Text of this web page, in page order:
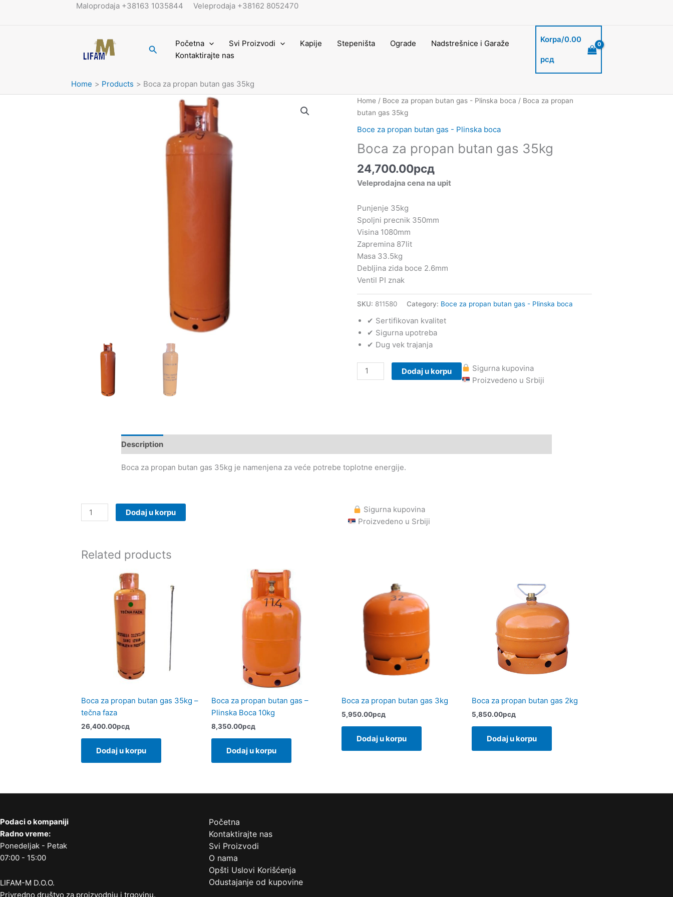
Maloprodaja +38163 1035844 Veleprodaja +38162 8052470
SearchPočetna Svi Proizvodi Kapije Stepeništa Ograde
Nadstrešnice i Garaže
Kontaktirajte nas
Korpa/0.00
рсд
Home Products Boca za propan butan gas 35kg
Home/ Boce za propan butan gas - Plinska boca / Boca za propan
butan gas 35kg
Boce za propan butan gas - Plinska boca
Boca za propan butan gas 35kg
24,700.00рсд
Veleprodajna cena na upit
Punjenje 35kg
Spoljni precnik 350mm
Visina 1080mm
Zapremina 87lit
Masa 33.5kg
Debljina zida boce 2.6mm
Ventil PI znak
SKU: 811580 Category: Boce za propan butan gas - Plinska boca
✔ Sertifikovan kvalitet
✔ Sigurna upotreba
✔ Dug vek trajanja
Boca
za
gas
quantity
Dodaj u korpu
Sigurna kupovina
Proizvedeno u Srbiji
Description
Boca za propan butan gas 35kg je namenjena za veće potrebe toplotne energije.
Dodaj u korpu
Sigurna kupovina
Proizvedeno u Srbiji
Related products
Boca za propan butan gas 35kg –
tečna faza
26,400.00рсд
Dodaj u korpu
Boca za propan butan gas –
Plinska Boca 10kg
8,350.00рсд
Dodaj u korpu
Boca za propan butan gas 3kg
5,950.00рсд
Dodaj u korpu
Boca za propan butan gas 2kg
5,850.00рсд
Dodaj u korpu
Podaci o kompaniji
Radno vreme:
Ponedeljak - Petak
07:00 - 15:00
LIFAM-M D.O.O.
Privredno društvo za proizvodnju i trgovinu.
Početna
Kontaktirajte nas
Svi Proizvodi
O nama
Opšti Uslovi Korišćenja
Odustajanje od kupovine